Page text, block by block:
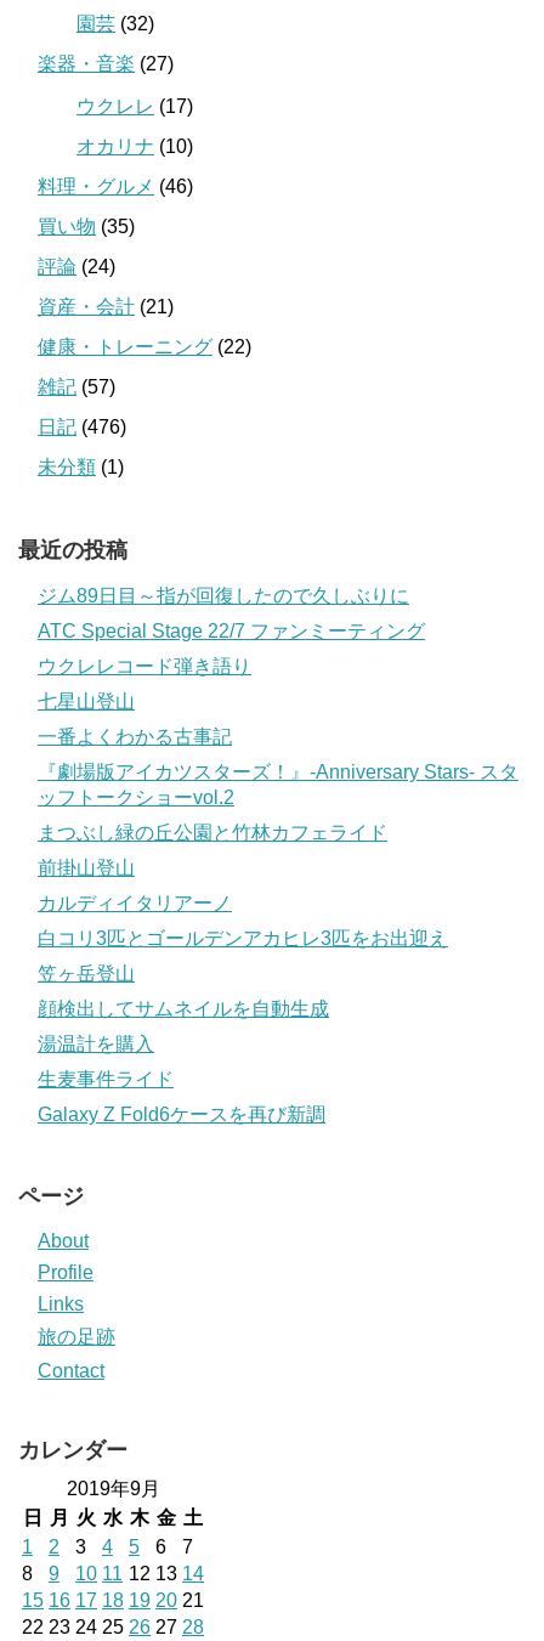
園芸 (32)
楽器・音楽 (27)
ウクレレ (17)
オカリナ (10)
料理・グルメ (46)
買い物 (35)
評論 (24)
資産・会計 (21)
健康・トレーニング (22)
雑記 (57)
日記 (476)
未分類 (1)
最近の投稿
ジム89日目～指が回復したので久しぶりに
ATC Special Stage 22/7 ファンミーティング
ウクレレコード弾き語り
七星山登山
一番よくわかる古事記
『劇場版アイカツスターズ！』-Anniversary Stars- スタ
ッフトークショーvol.2
まつぶし緑の丘公園と竹林カフェライド
前掛山登山
カルディイタリアーノ
白コリ3匹とゴールデンアカヒレ3匹をお出迎え
笠ヶ岳登山
顔検出してサムネイルを自動生成
湯温計を購入
生麦事件ライド
Galaxy Z Fold6ケースを再び新調
ページ
About
Profile
Links
旅の足跡
Contact
カレンダー
2019年9月
日
月 火 水 木 金 土
1
2 3 4 5 6
7
8
9 10 11 12 13 14
15 16 17 18 19 20 21
22 23 24 25 26 27 28